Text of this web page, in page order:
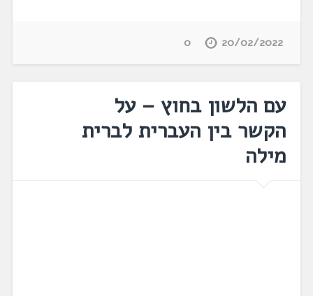
20/02/2022
0
עם הלשון בחוץ – על
הקשר בין העברית לברית
מילה